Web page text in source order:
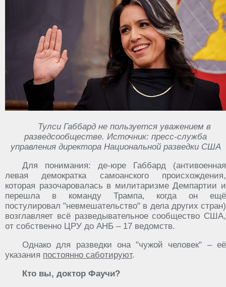
Тулси Габбард не пользуется уважением в
разведсообществе. Источник: пресс-служба
управления директора Национальной разведки США
Для понимания: де-юре Габбард (антивоенная
левая демократка самоанского происхождения,
которая разочаровалась в милитаризме Демпартии и
перешла в команду Трампа, когда он ещё
постулировал "невмешательство" в дела других стран)
возглавляет всё разведывательное сообщество США,
от собственно ЦРУ до АНБ – 17 ведомств.
Однако для разведки она "чужой человек" – её
указания постоянно саботируют.
Кто вы, доктор Фаучи?